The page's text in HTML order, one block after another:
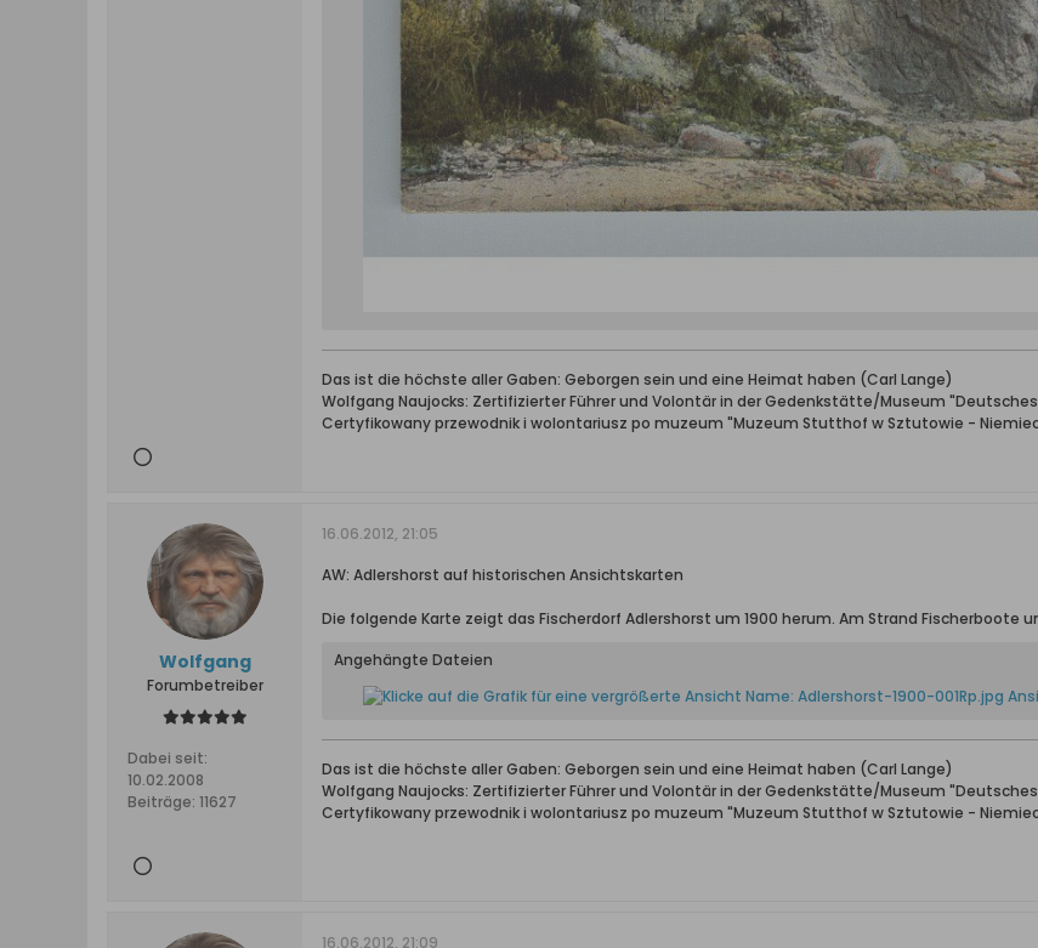
Das ist die höchste aller Gaben: Geborgen sein und eine Heimat haben (Carl Lange)
Wolfgang Naujocks: Zertifizierter Führer und Volontär in der Gedenkstätte/Museum
Certyfikowany przewodnik i wolontariusz po muzeum "Muzeum Stutthof w Sztutowie -
Wolfgang
Forumbetreiber
Dabei seit:
10.02.2008
Beiträge: 11627
16.06.2012, 21:05
AW: Adlershorst auf historischen Ansichtskarten
Die folgende Karte zeigt das Fischerdorf Adlershorst um 1900 herum. Am Strand Fischerboote
Angehängte Dateien
Das ist die höchste aller Gaben: Geborgen sein und eine Heimat haben (Carl Lange)
Wolfgang Naujocks: Zertifizierter Führer und Volontär in der Gedenkstätte/Museum
Certyfikowany przewodnik i wolontariusz po muzeum "Muzeum Stutthof w Sztutowie -
16.06.2012, 21:09